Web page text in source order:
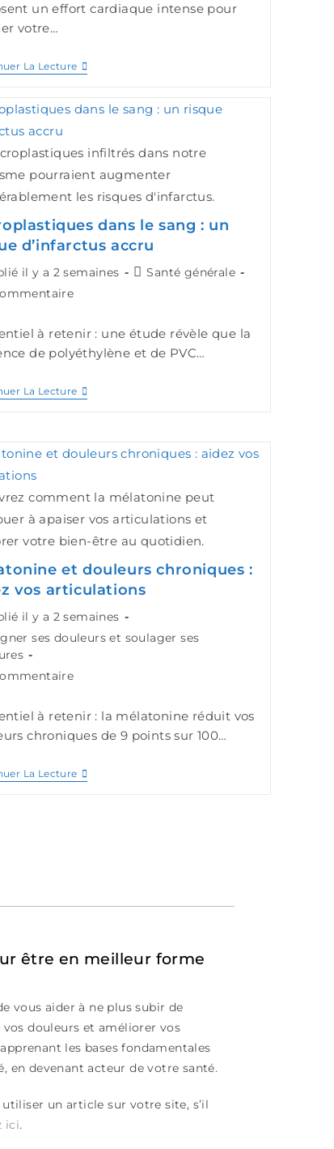
un effort cardiaque intense pour
votre…
La Lecture
infiltrés dans notre
pourraient augmenter
les risques d'infarctus.
dans le sang : un
d’infarctus accru
il y a 2 semaines
Santé générale
à retenir : une étude révèle que la
de polyéthylène et de PVC…
La Lecture
comment la mélatonine peut
à apaiser vos articulations et
votre bien-être au quotidien.
et douleurs chroniques :
vos articulations
il y a 2 semaines
ses douleurs et soulager ses
à retenir : la mélatonine réduit vos
chroniques de 9 points sur 100…
La Lecture
être en meilleur forme
vous aider à ne plus subir de
vos douleurs et améliorer vos
les bases fondamentales
en devenant acteur de votre santé.
un article sur votre site, s’il
ici.